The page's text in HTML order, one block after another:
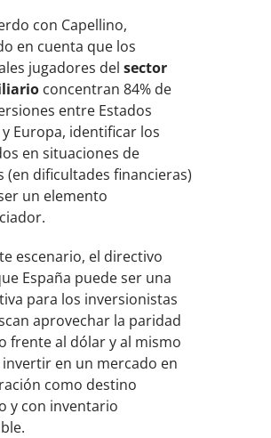
con Capellino,
en cuenta que los
jugadores delsector
concentran 84% de
entre Estados
Europa, identificar los
en situaciones de
(en dificultades financieras)
un elemento
escenario, el directivo
España puede ser una
para los inversionistas
aprovechar la paridad
frente al dólar y al mismo
en un mercado en
como destino
y con inventario